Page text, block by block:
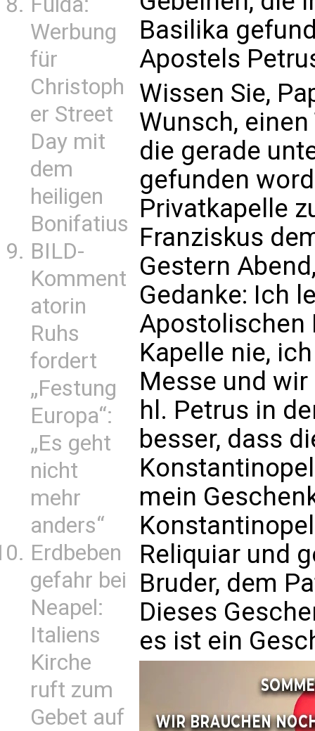
Werbung
für
Christoph
er Street
Day mit
dem
heiligen
Bonifatius
BILD-
Komment
atorin
Ruhs
fordert
„Festung
Europa“:
„Es geht
nicht
mehr
anders“
Erdbeben
gefahr bei
Neapel:
Italiens
Kirche
ruft zum
Gebet auf
Basilika
Apostels
Wissen Sie,
Wunsch,
die gerade
gefunden
Privatkapelle
Franziskus
Gestern
Gedanke: Ich
Apostolischen
Kapelle nie,
Messe und
hl. Petrus in
besser, dass
mein
Reliquiar und
Bruder, dem
Dieses
es ist ein